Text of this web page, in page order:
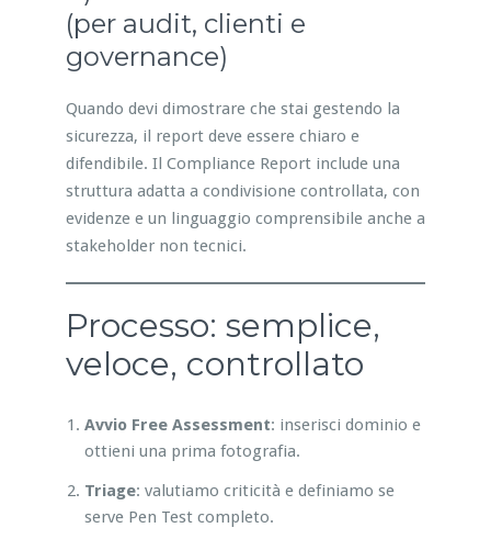
(per audit, clienti e
governance)
Quando devi dimostrare che stai gestendo la
sicurezza, il report deve essere chiaro e
difendibile. Il Compliance Report include una
struttura adatta a condivisione controllata, con
evidenze e un linguaggio comprensibile anche a
stakeholder non tecnici.
Processo: semplice,
veloce, controllato
Avvio Free Assessment: inserisci dominio e
ottieni una prima fotografia.
Triage: valutiamo criticità e definiamo se
serve Pen Test completo.